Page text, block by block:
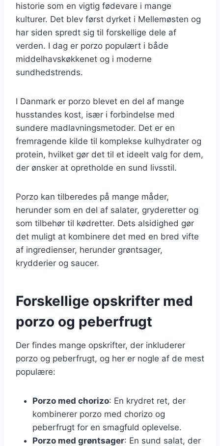
historie som en vigtig fødevare i mange
kulturer. Det blev først dyrket i Mellemøsten og
har siden spredt sig til forskellige dele af
verden. I dag er porzo populært i både
middelhavskøkkenet og i moderne
sundhedstrends.
I Danmark er porzo blevet en del af mange
husstandes kost, især i forbindelse med
sundere madlavningsmetoder. Det er en
fremragende kilde til komplekse kulhydrater og
protein, hvilket gør det til et ideelt valg for dem,
der ønsker at opretholde en sund livsstil.
Porzo kan tilberedes på mange måder,
herunder som en del af salater, gryderetter og
som tilbehør til kødretter. Dets alsidighed gør
det muligt at kombinere det med en bred vifte
af ingredienser, herunder grøntsager,
krydderier og saucer.
Forskellige opskrifter med
porzo og peberfrugt
Der findes mange opskrifter, der inkluderer
porzo og peberfrugt, og her er nogle af de mest
populære:
Porzo med chorizo: En krydret ret, der
kombinerer porzo med chorizo og
peberfrugt for en smagfuld oplevelse.
Porzo med grøntsager: En sund salat, der